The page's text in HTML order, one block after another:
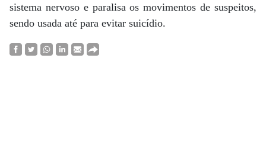
sistema nervoso e paralisa os movimentos de suspeitos,
sendo usada até para evitar suicídio.